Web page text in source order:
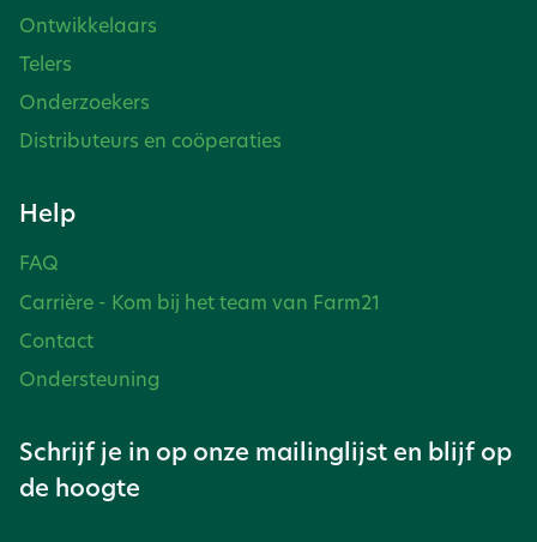
Ontwikkelaars
Telers
Onderzoekers
Distributeurs en coöperaties
Help
FAQ
Carrière - Kom bij het team van Farm21
Contact
Ondersteuning
Schrijf je in op onze mailinglijst en blijf op
de hoogte